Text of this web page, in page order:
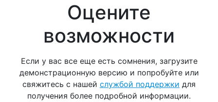
Оцените
возможности
Если у вас все еще есть сомнения, загрузите
демонстрационную версию и попробуйте или
свяжитесь с нашей службой поддержки для
получения более подробной информации.